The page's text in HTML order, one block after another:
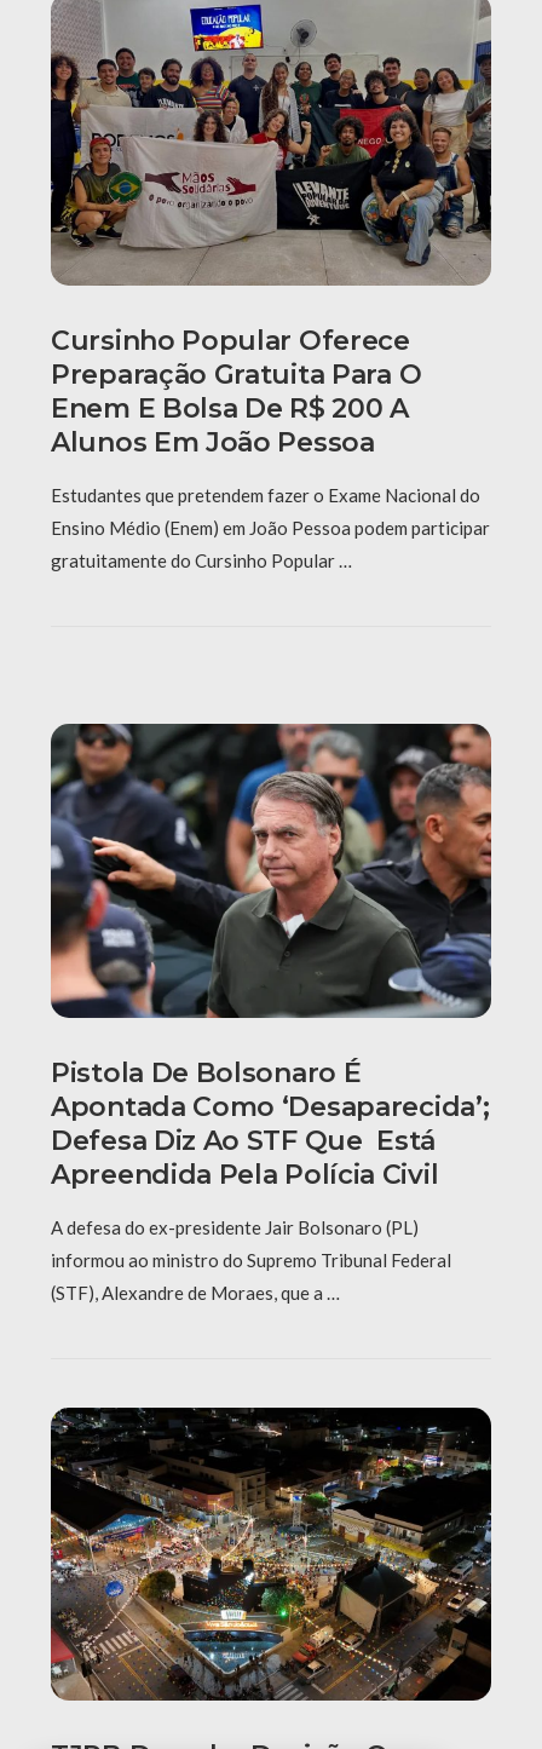
Cursinho Popular Oferece
Preparação Gratuita Para O
Enem E Bolsa De R$ 200 A
Alunos Em João Pessoa
Estudantes que pretendem fazer o Exame Nacional do
Ensino Médio (Enem) em João Pessoa podem participar
gratuitamente do Cursinho Popular …
Pistola De Bolsonaro É
Apontada Como ‘desaparecida’;
Defesa Diz Ao STF Que Está
Apreendida Pela Polícia Civil
A defesa do ex-presidente Jair Bolsonaro (PL)
informou ao ministro do Supremo Tribunal Federal
(STF), Alexandre de Moraes, que a …